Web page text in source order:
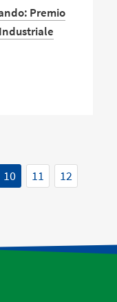
Premio
10 11 12